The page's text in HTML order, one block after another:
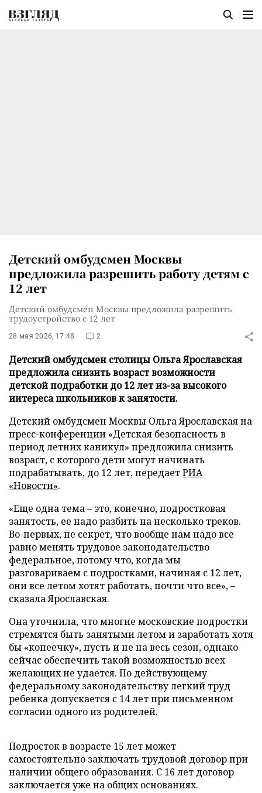
Детский омбудсмен Москвы
предложила разрешить работу детям с
12 лет
Детский омбудсмен Москвы предложила разрешить
трудоустройство с 12 лет
28 мая 2026, 17:48 2
Детский омбудсмен столицы Ольга Ярославская
предложила снизить возраст возможности
детской подработки до 12 лет из-за высокого
интереса школьников к занятости.
Детский омбудсмен Москвы Ольга Ярославская на
пресс-конференции «Детская безопасность в
период летних каникул» предложила снизить
возраст, с которого дети могут начинать
подрабатывать, до 12 лет, передаетРИА
«Новости».
«Еще одна тема – это, конечно, подростковая
занятость, ее надо разбить на несколько треков.
Во-первых, не секрет, что вообще нам надо все
равно менять трудовое законодательство
федеральное, потому что, когда мы
разговариваем с подростками, начиная с 12 лет,
они все летом хотят работать, почти что все», –
сказала Ярославская.
Она уточнила, что многие московские подростки
стремятся быть занятыми летом и заработать хотя
бы «копеечку», пусть и не на весь сезон, однако
сейчас обеспечить такой возможностью всех
желающих не удается. По действующему
федеральному законодательству легкий труд
ребенка допускается с 14 лет при письменном
согласии одного из родителей.
Подросток в возрасте 15 лет может
самостоятельно заключать трудовой договор при
наличии общего образования. С 16 лет договор
заключается уже на общих основаниях.